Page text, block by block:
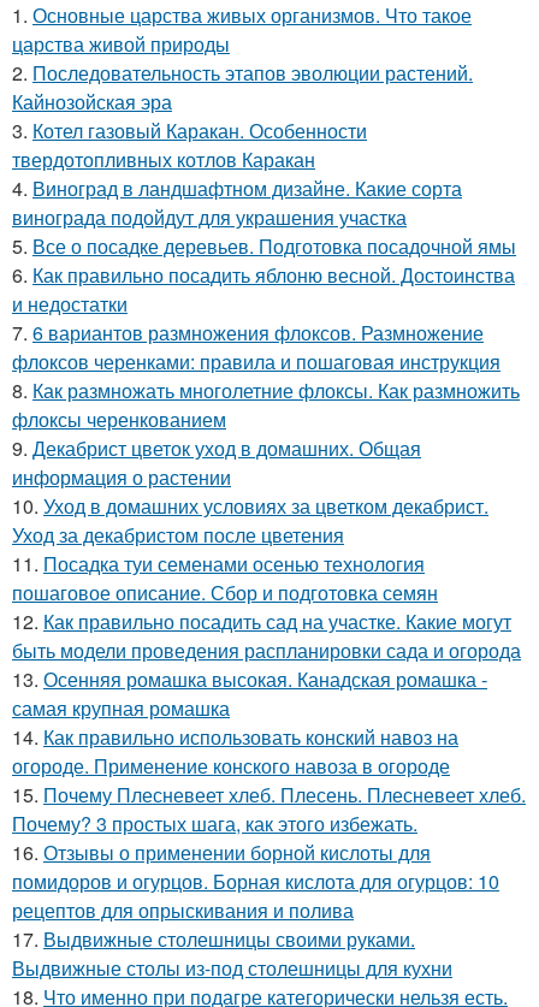
1. Основные царства живых организмов. Что такое
царства живой природы
2. Последовательность этапов эволюции растений.
Кайнозойская эра
3. Котел газовый Каракан. Особенности
твердотопливных котлов Каракан
4. Виноград в ландшафтном дизайне. Какие сорта
винограда подойдут для украшения участка
5. Все о посадке деревьев. Подготовка посадочной ямы
6. Как правильно посадить яблоню весной. Достоинства
и недостатки
7. 6 вариантов размножения флоксов. Размножение
флоксов черенками: правила и пошаговая инструкция
8. Как размножать многолетние флоксы. Как размножить
флоксы черенкованием
9. Декабрист цветок уход в домашних. Общая
информация о растении
10. Уход в домашних условиях за цветком декабрист.
Уход за декабристом после цветения
11. Посадка туи семенами осенью технология
пошаговое описание. Сбор и подготовка семян
12. Как правильно посадить сад на участке. Какие могут
быть модели проведения распланировки сада и огорода
13. Осенняя ромашка высокая. Канадская ромашка -
самая крупная ромашка
14. Как правильно использовать конский навоз на
огороде. Применение конского навоза в огороде
15. Почему Плесневеет хлеб. Плесень. Плесневеет хлеб.
Почему? 3 простых шага, как этого избежать.
16. Отзывы о применении борной кислоты для
помидоров и огурцов. Борная кислота для огурцов: 10
рецептов для опрыскивания и полива
17. Выдвижные столешницы своими руками.
Выдвижные столы из-под столешницы для кухни
18. Что именно при подагре категорически нельзя есть.